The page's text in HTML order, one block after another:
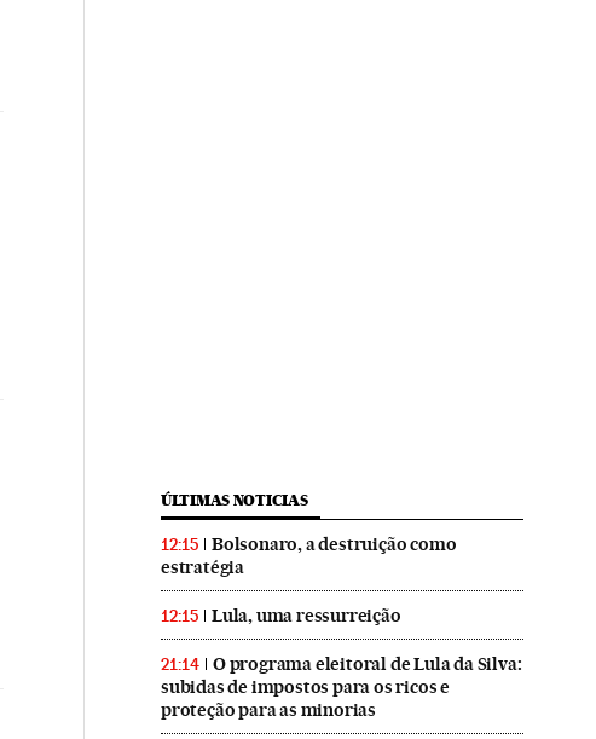
ÚLTIMAS NOTICIAS
12:15
Bolsonaro, a destruição como
estratégia
12:15 Lula, uma ressurreição
21:14
O programa eleitoral de Lula da Silva:
subidas de impostos para os ricos e
proteção para as minorias